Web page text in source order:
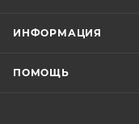
ИНФОРМАЦИЯ
ПОМОЩЬ